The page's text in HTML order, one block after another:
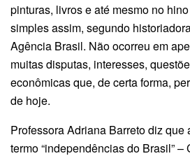
pinturas, livros e até mesmo no
simples assim, segundo
Agência Brasil. Não ocorreu em
muitas disputas, interesses,
econômicas que, de certa forma,
de hoje.
Professora Adriana Barreto diz
termo “independências do Brasil” –